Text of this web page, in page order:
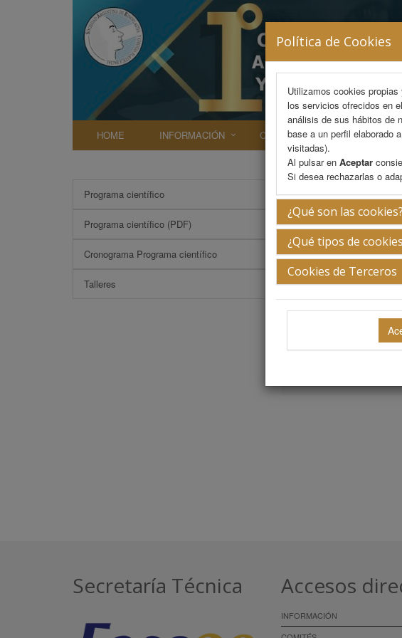
Política de Cookies
Utilizamos cookies
los servicios ofrecidos en
análisis de sus hábitos de
base a un perfil elaborado
visitadas).
Al pulsar en Aceptar
Si desea rechazarlas o
¿Qué son las cookies?
¿Qué tipos de
Cookies de Terceros
HOME INFORMACIÓN COMITÉS AREA
Programa científico
Programa científico (PDF)
Cronograma Programa científico
Talleres
Cristian Javier
Secretaría Técnica Accesos
INFORMACIÓN